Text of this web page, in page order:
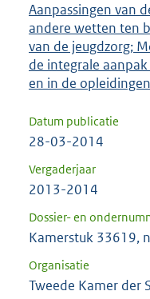
Aanpassingen van
andere wetten ten
van de jeugdzorg;
de integrale
en in de opleidingen
Datum publicatie
28-03-2014
Vergaderjaar
2013-2014
Dossier- en
Kamerstuk 33619,
Organisatie
Tweede Kamer der